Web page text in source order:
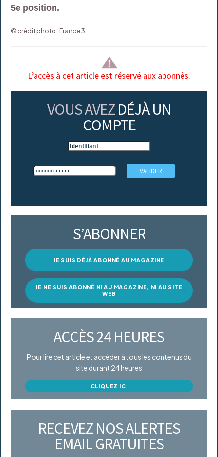
5e position.
© crédit photo : France 3
L’accès à cet article est réservé aux abonnés.
VOUS AVEZ DÉJÀ UN
COMPTE
S’ABONNER
JE SUIS DÉJÀ ABONNÉ AU MAGAZINE
JE NE SUIS ABONNÉ NI AU MAGAZINE, NI AU SITE
WEB
ACCÈS 24 HEURES
Pour lire cet article et accéder à tous les contenus du
site durant 24 heures
CLIQUEZ ICI
RECEVEZ NOS ALERTES
EMAIL GRATUITES